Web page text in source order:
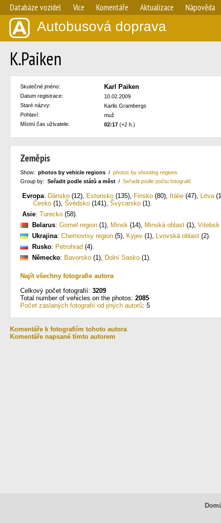
Databáze vozidel Více Komentáře Aktualizace Nápověda
Autobusová doprava
K.Paiken
Skutečné jméno: Karl Paiken
Datum registrace:
10.02.2009
Staré názvy:
Karlis.Grambergs
Pohlaví:
muž
Místní čas uživatele:
02:17 (+2 h.)
Zeměpis
Show: photos by vehicle regions / photos by shooting regions
Group by: Seřadit podle států a měst / Seřadit podle počtu fotografií
Evropa: Dánsko (12), Estonsko (135), Finsko (80), Itálie (47), Litva
Česko (1), Švédsko (141), Švýcarsko (1).
Asie: Turecko (58).
Belarus: Gomel region (1), Minsk (14), Minská oblast (1), Vitebsk
Ukrajina: Chernovtsy region (5), Kyjev (1), Lvovská oblast (2).
Rusko: Petrohrad (4).
Německo: Bavorsko (1), Dolní Sasko (1).
Najít všechny fotografie autora
Celkový počet fotografií: 3209
Total number of vehicles on the photos: 2085
Počet zaslaných fotografií od jiných autorů: 5
Komentáře k fotografiím tohoto autora
Komentáře napsané tímto autorem